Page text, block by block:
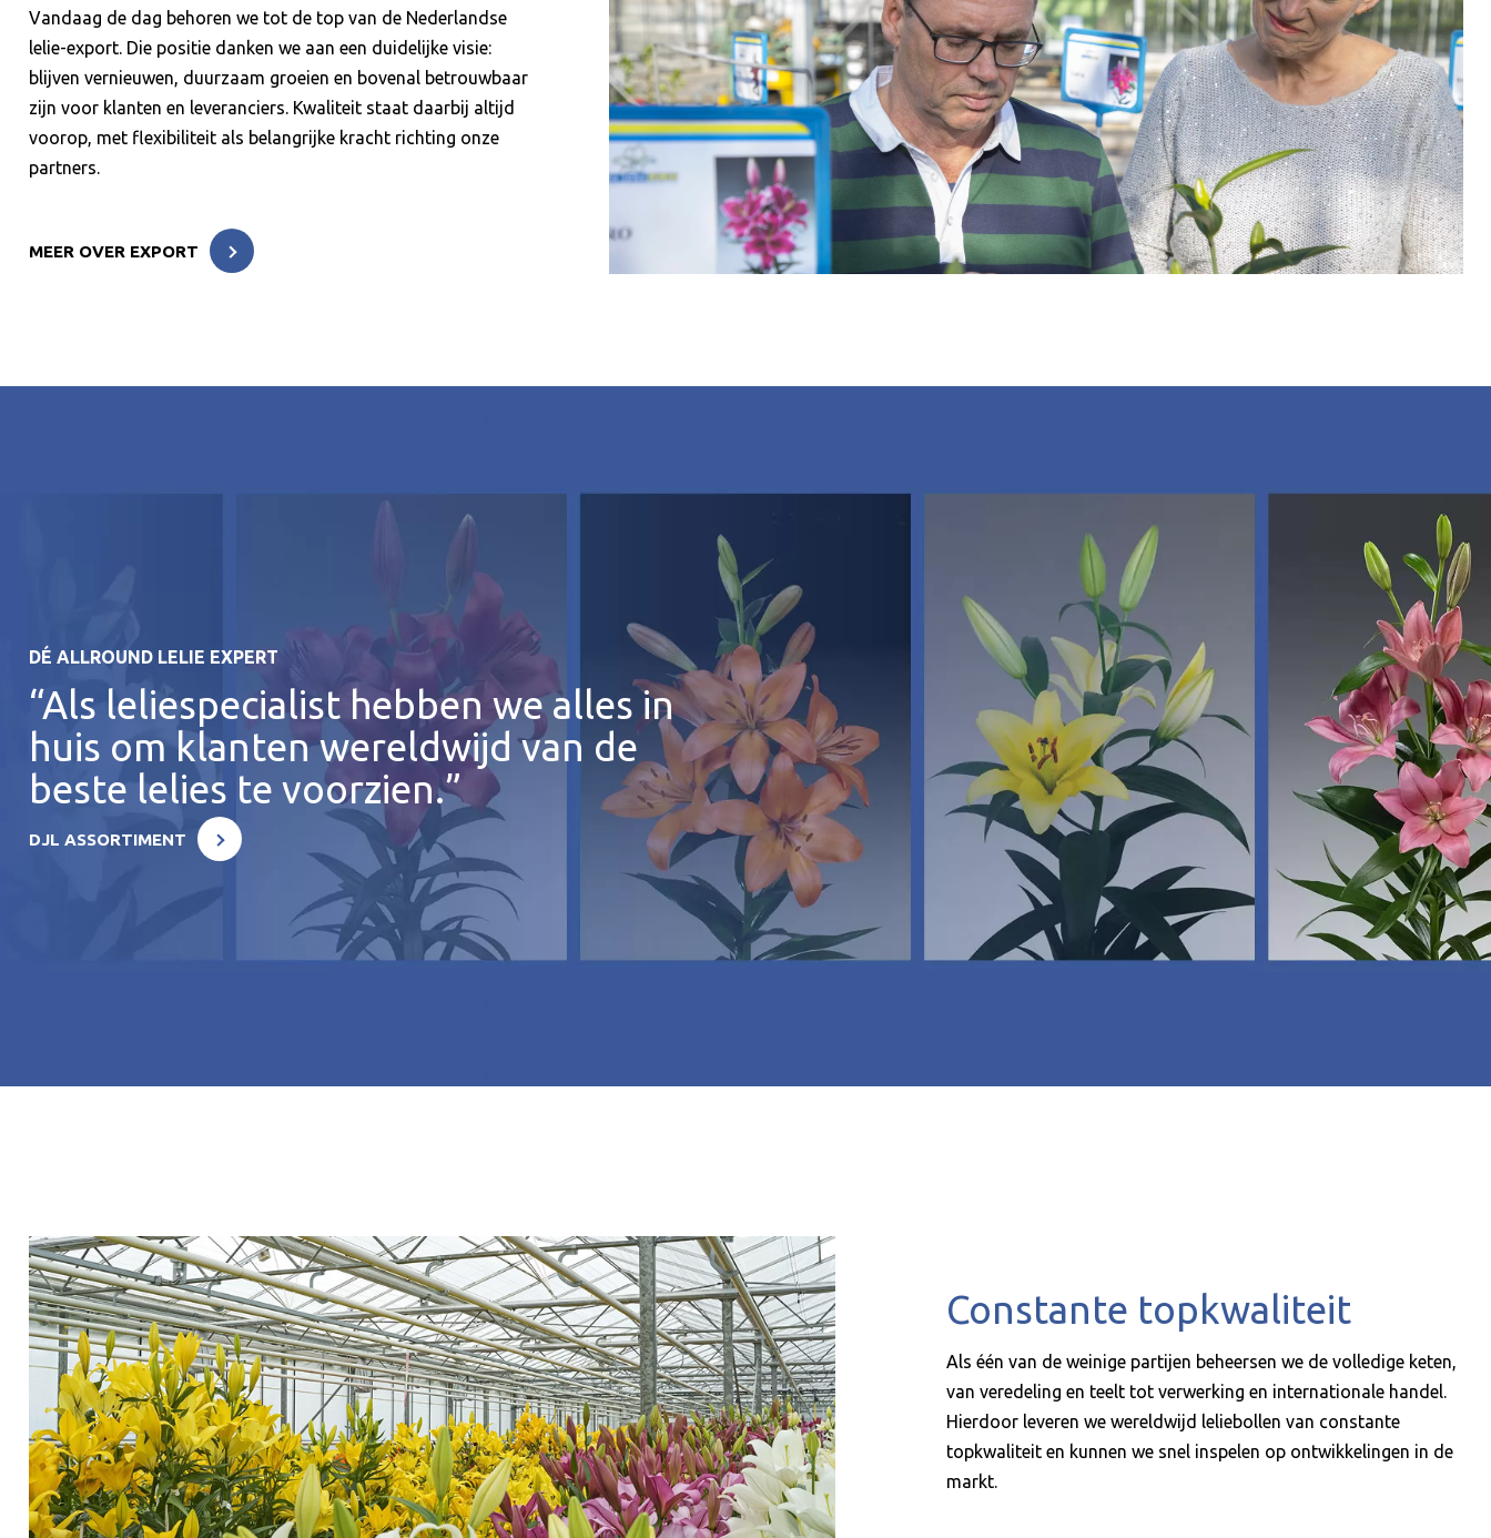
Vandaag de dag behoren we tot de top van de Nederlandse
lelie-export. Die positie danken we aan een duidelijke visie:
blijven vernieuwen, duurzaam groeien en bovenal betrouwbaar
zijn voor klanten en leveranciers. Kwaliteit staat daarbij altijd
voorop, met flexibiliteit als belangrijke kracht richting onze
partners.
MEER OVER EXPORT
DÉ ALLROUND LELIE EXPERT
“Als leliespecialist hebben we alles in
huis om klanten wereldwijd van de
beste lelies te voorzien.”
DJL ASSORTIMENT
Constante topkwaliteit
Als één van de weinige partijen beheersen we de volledige keten,
van veredeling en teelt tot verwerking en internationale handel.
Hierdoor leveren we wereldwijd leliebollen van constante
topkwaliteit en kunnen we snel inspelen op ontwikkelingen in de
markt.